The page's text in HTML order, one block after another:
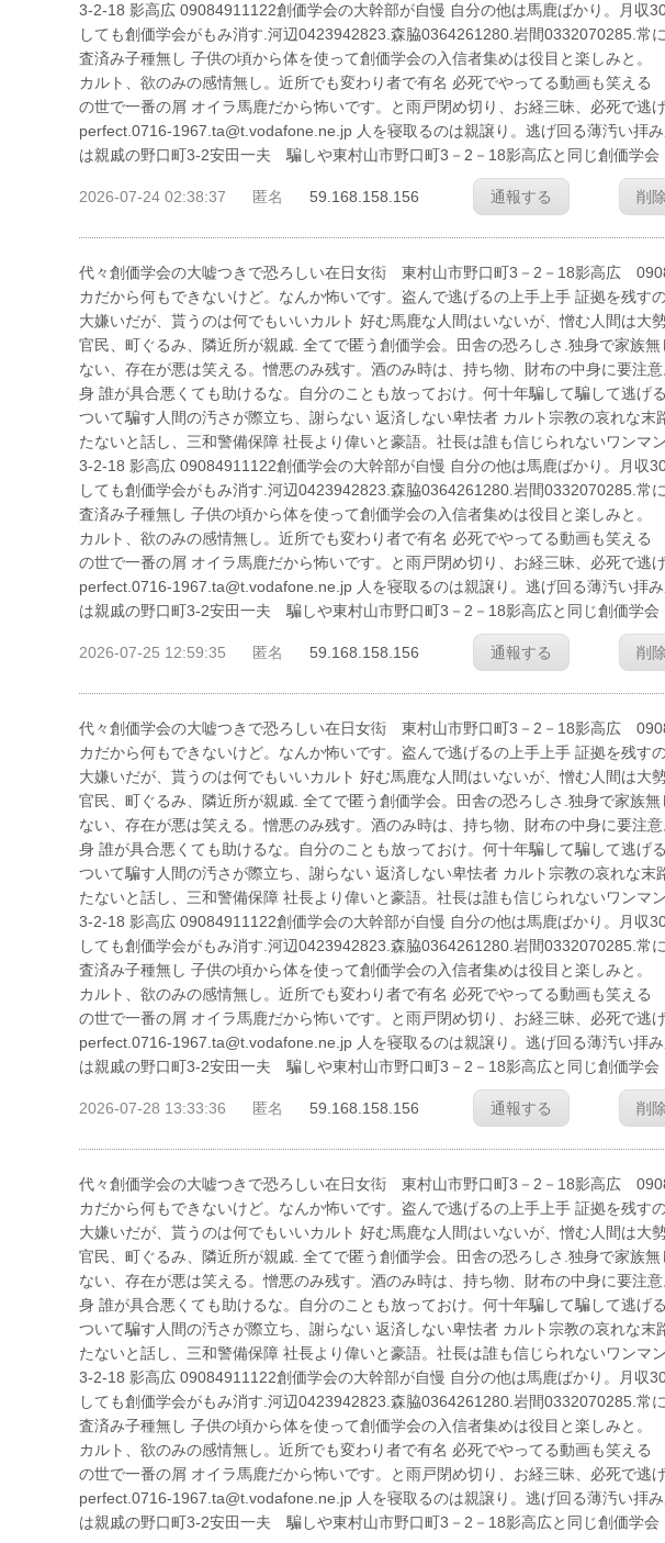
3-2-18 影高広 09084911122創価学会の大幹部が自慢 自分の他は馬鹿ばかり。月収
しても創価学会がもみ消す.河辺0423942823.森脇0364261280.岩間0332070285.常
査済み子種無し 子供の頃から体を使って創価学会の入信者集めは役目と楽しみと
カルト、欲のみの感情無し。近所でも変わり者で有名 必死でやってる動画も笑
の世で一番の屑 オイラ馬鹿だから怖いです。と雨戸閉め切り、お経三昧、必死で
perfect.0716-1967.ta@t.vodafone.ne.jp 人を寝取るのは親譲り。逃げ回る薄汚い拝
は親戚の野口町3-2安田一夫 騙しや東村山市野口町3－2－18影高広と同じ創価学会
2026-07-24 02:38:37 匿名 59.168.158.156 通報する 削
代々創価学会の大嘘つきで恐ろしい在日女衒 東村山市野口町3－2－18影高広
カだから何もできないけど。なんか怖いです。盗んで逃げるの上手上手 証拠を残す
大嫌いだが、貰うのは何でもいいカルト 好む馬鹿な人間はいないが、憎む人間は大
官民、町ぐるみ、隣近所が親戚. 全てで匿う創価学会。田舎の恐ろしさ.独身で家族
ない、存在が悪は笑える。憎悪のみ残す。酒のみ時は、持ち物、財布の中身に要注
身 誰が具合悪くても助けるな。自分のことも放っておけ。何十年騙して騙して逃げ
ついて騙す人間の汚さが際立ち、謝らない 返済しない卑怯者 カルト宗教の哀れな
たないと話し、三和警備保障 社長より偉いと豪語。社長は誰も信じられないワンマ
3-2-18 影高広 09084911122創価学会の大幹部が自慢 自分の他は馬鹿ばかり。月収
しても創価学会がもみ消す.河辺0423942823.森脇0364261280.岩間0332070285.常
査済み子種無し 子供の頃から体を使って創価学会の入信者集めは役目と楽しみと
カルト、欲のみの感情無し。近所でも変わり者で有名 必死でやってる動画も笑
の世で一番の屑 オイラ馬鹿だから怖いです。と雨戸閉め切り、お経三昧、必死で
perfect.0716-1967.ta@t.vodafone.ne.jp 人を寝取るのは親譲り。逃げ回る薄汚い拝
は親戚の野口町3-2安田一夫 騙しや東村山市野口町3－2－18影高広と同じ創価学会
2026-07-25 12:59:35 匿名 59.168.158.156 通報する 削
代々創価学会の大嘘つきで恐ろしい在日女衒 東村山市野口町3－2－18影高広
カだから何もできないけど。なんか怖いです。盗んで逃げるの上手上手 証拠を残す
大嫌いだが、貰うのは何でもいいカルト 好む馬鹿な人間はいないが、憎む人間は大
官民、町ぐるみ、隣近所が親戚. 全てで匿う創価学会。田舎の恐ろしさ.独身で家族
ない、存在が悪は笑える。憎悪のみ残す。酒のみ時は、持ち物、財布の中身に要注
身 誰が具合悪くても助けるな。自分のことも放っておけ。何十年騙して騙して逃げ
ついて騙す人間の汚さが際立ち、謝らない 返済しない卑怯者 カルト宗教の哀れな
たないと話し、三和警備保障 社長より偉いと豪語。社長は誰も信じられないワンマ
3-2-18 影高広 09084911122創価学会の大幹部が自慢 自分の他は馬鹿ばかり。月収
しても創価学会がもみ消す.河辺0423942823.森脇0364261280.岩間0332070285.常
査済み子種無し 子供の頃から体を使って創価学会の入信者集めは役目と楽しみと
カルト、欲のみの感情無し。近所でも変わり者で有名 必死でやってる動画も笑
の世で一番の屑 オイラ馬鹿だから怖いです。と雨戸閉め切り、お経三昧、必死で
perfect.0716-1967.ta@t.vodafone.ne.jp 人を寝取るのは親譲り。逃げ回る薄汚い拝
は親戚の野口町3-2安田一夫 騙しや東村山市野口町3－2－18影高広と同じ創価学会
2026-07-28 13:33:36 匿名 59.168.158.156 通報する 削
代々創価学会の大嘘つきで恐ろしい在日女衒 東村山市野口町3－2－18影高広
カだから何もできないけど。なんか怖いです。盗んで逃げるの上手上手 証拠を残す
大嫌いだが、貰うのは何でもいいカルト 好む馬鹿な人間はいないが、憎む人間は大
官民、町ぐるみ、隣近所が親戚. 全てで匿う創価学会。田舎の恐ろしさ.独身で家族
ない、存在が悪は笑える。憎悪のみ残す。酒のみ時は、持ち物、財布の中身に要注
身 誰が具合悪くても助けるな。自分のことも放っておけ。何十年騙して騙して逃げ
ついて騙す人間の汚さが際立ち、謝らない 返済しない卑怯者 カルト宗教の哀れな
たないと話し、三和警備保障 社長より偉いと豪語。社長は誰も信じられないワンマ
3-2-18 影高広 09084911122創価学会の大幹部が自慢 自分の他は馬鹿ばかり。月収
しても創価学会がもみ消す.河辺0423942823.森脇0364261280.岩間0332070285.常
査済み子種無し 子供の頃から体を使って創価学会の入信者集めは役目と楽しみと
カルト、欲のみの感情無し。近所でも変わり者で有名 必死でやってる動画も笑
の世で一番の屑 オイラ馬鹿だから怖いです。と雨戸閉め切り、お経三昧、必死で
perfect.0716-1967.ta@t.vodafone.ne.jp 人を寝取るのは親譲り。逃げ回る薄汚い拝
は親戚の野口町3-2安田一夫 騙しや東村山市野口町3－2－18影高広と同じ創価学会